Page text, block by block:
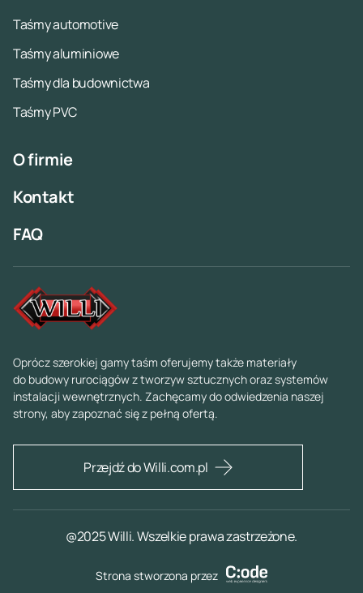
Taśmy automotive
Taśmy aluminiowe
Taśmy dla budownictwa
Taśmy PVC
O firmie
Kontakt
FAQ
Oprócz szerokiej gamy taśm oferujemy także materiały
do budowy rurociągów z tworzyw sztucznych oraz systemów
instalacji wewnętrznych. Zachęcamy do odwiedzenia naszej
strony, aby zapoznać się z pełną ofertą.
Przejdź do Willi.com.pl
@2025 Willi. Wszelkie prawa zastrzeżone.
Strona stworzona przez